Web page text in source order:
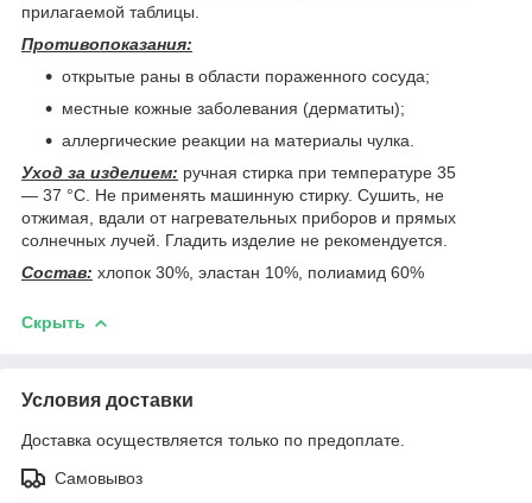
прилагаемой таблицы.
Противопоказания:
открытые раны в области пораженного сосуда;
местные кожные заболевания (дерматиты);
аллергические реакции на материалы чулка.
Уход за изделием: ручная стирка при температуре 35
— 37 °C. Не применять машинную стирку. Сушить, не
отжимая, вдали от нагревательных приборов и прямых
солнечных лучей. Гладить изделие не рекомендуется.
Состав: хлопок 30%, эластан 10%, полиамид 60%
Скрыть
Условия доставки
Доставка осуществляется только по предоплате.
Самовывоз